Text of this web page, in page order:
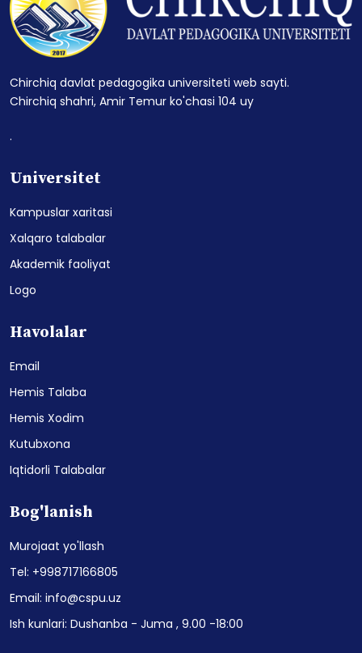
Chirchiq davlat pedagogika universiteti web sayti.
Chirchiq shahri, Amir Temur ko'chasi 104 uy
.
Universitet
Kampuslar xaritasi
Xalqaro talabalar
Akademik faoliyat
Logo
Havolalar
Email
Hemis Talaba
Hemis Xodim
Kutubxona
Iqtidorli Talabalar
Bog'lanish
Murojaat yo'llash
Tel: +998717166805
Email: info@cspu.uz
Ish kunlari: Dushanba - Juma , 9.00 -18:00